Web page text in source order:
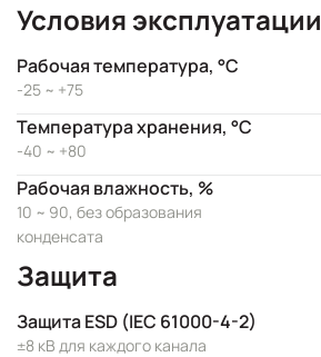
Условия эксплуатации
Рабочая температура, °C
-25 ~ +75
Температура хранения, °C
-40 ~ +80
Рабочая влажность, %
10 ~ 90, без образования
конденсата
Защита
Защита ESD (IEC 61000-4-2)
±8 кВ для каждого канала